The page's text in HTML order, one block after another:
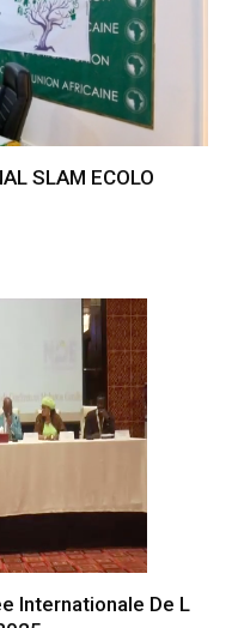
SLAM ECOLO
Internationale De L